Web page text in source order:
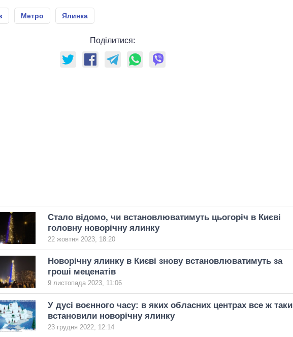
Метро Ялинка
Поділитися:
Стало відомо, чи встановлюватимуть цьогоріч в Києві
головну новорічну ялинку
22 жовтня 2023, 18:20
Новорічну ялинку в Києві знову встановлюватимуть за
гроші меценатів
9 листопада 2023, 11:06
У дусі воєнного часу: в яких обласних центрах все ж таки
встановили новорічну ялинку
23 грудня 2022, 12:14